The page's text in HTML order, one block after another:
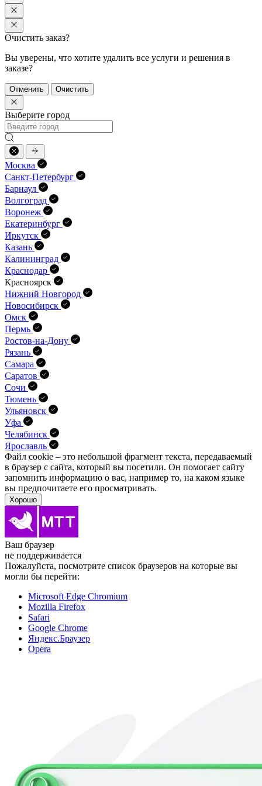
Очистить заказ?
Вы уверены, что хотите удалить все услуги и решения в
заказе?
Отменить Очистить
Выберите город
Москва
Санкт-Петербург
Барнаул
Волгоград
Воронеж
Екатеринбург
Иркутск
Казань
Калининград
Краснодар
Красноярск
Нижний Новгород
Новосибирск
Омск
Пермь
Ростов-на-Дону
Рязань
Самара
Саратов
Сочи
Тюмень
Ульяновск
Уфа
Челябинск
Ярославль
Файл cookie – это небольшой фрагмент текста, передава­емый
в браузер с сайта, который вы посетили. Он помо­гает сайту
запомнить информацию о вас, например то, на каком языке
вы предпочитаете его просматривать.
Хорошо
Ваш браузер
не поддерживается
Пожалуйста, посмотрите список браузеров на которые вы
могли бы перейти:
Microsoft Edge Chromium
Mozilla Firefox
Safari
Google Chrome
Яндекс.Браузер
Opera